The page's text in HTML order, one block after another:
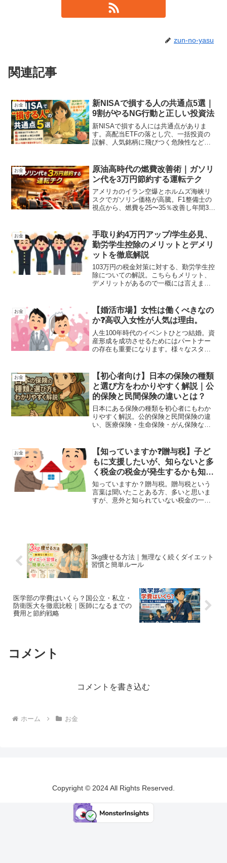
zun-no-yasu
関連記事
お金
新NISAで損する人の共通点5選｜
9割がやるNG行動と正しい投資法
新NISAで損する人には共通点がありま
す。高配当ETFの落とし穴、一括投資の
誤解、人気銘柄に飛びつく危険性など初
ェックして正しい運用を身につけましょ
う。
お金
原油高時代の燃費改善術｜ガソリ
ン代を3万円節約する運転テク
アメリカのイラン空爆とホルムズ海峡リ
スクでガソリン価格が高騰。F1整備士の
視点から、燃費を25〜35％改善し年間3万
お金
手取り約4万円アップ/学生必見、
勤労学生控除のメリットとデメリ
ットを徹底解説
103万円の税金対策に対する、勤労学生控
除についての解説。こちらもメリット、
デメリットがあるので一概には言えませ
た。また、所得税と住民税の簡単な計算
方法を解説。
お金
【婚活市場】女性は働くべきなの
か❓高収入女性が人気は理由。
人生100年時代のイベントひとつ結婚。資
産形成を成功させるためにはパートナー
の存在も重要になります。様々なスタイ
す。そんな婚活市場について解説してい
ます。
お金
【初心者向け】日本の保険の種類
と選び方をわかりやすく解説｜公
的保険と民間保険の違いとは？
日本にある保険の種類を初心者にもわか
りやすく解説。公的保険と民間保険の違
い、医療保険・生命保険・がん保険など
お金
【知っていますか❓贈与税】子ど
もに支援したいが、知らないと多
く税金の税金が発生するかも知れ
ません。
知っていますか？贈与税。贈与税という
言葉は聞いたことある方、多いと思いま
すが、意外と知られていない税金の一
3kg痩せる方法｜無理なく続くダイエット
習慣と簡単ルール
医学部の学費はいくら？国公立・私立・
防衛医大を徹底比較｜医師になるまでの
費用と節約戦略
コメント
コメントを書き込む
ホーム お金
Copyright © 2024 All Rights Reserved.